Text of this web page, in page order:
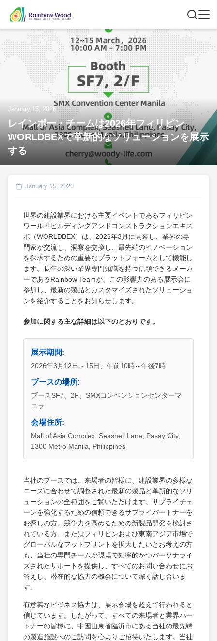
January 15, 2026
レインボー・チームは2026年フィリピン
WORLDBEXで革新的なソリューションを展示
する
January 15, 2026
世界の建設業界における主要イベントであるフィリピン
ワールドビルディングアンドコンストラクションエキス
ポ（WORLDBEX）は、2026年3月に開幕し、業界の専
門家が交流し、洞察を交換し、最先端のイノベーション
を探求するための重要なプラットフォームとして機能し
ます。長年の深い業界専門知識を持つ信頼できるメーカ
ーであるRainbow Teamが、この影響力のある展示会に
参加し、最新の製品とカスタマイズされたソリューショ
ンを紹介することをお知らせします。
参加に関する主な詳細は以下のとおりです。
展示期間:
2026年3月12日～15日、午前10時～午後7時
ブースの場所:
ブースSF7、2F、SMXコンベンションセンターマ
ニラ
会場住所:
Mall of Asia Complex, Seashell Lane, Pasay City,
1300 Metro Manila, Philippines
当社のブースでは、来場者の皆様に、建設業界の多様な
ニーズに合わせて調整された最新の製品と革新的なソリ
ューションの全範囲をご覧いただけます。サプライチェ
ーンを強化するための信頼できるサプライパートナーを
お探しの方、競争力を高めるための新製品開発を検討さ
れている方、またはフィリピンおよび東南アジア市場で
グローバルなフットプリントを拡大したいとお考えの方
も、当社の専門チームが現場で効率的かつパーソナライ
ズされたサポートを提供し、すべてのお問い合わせにお
答えし、潜在的な協力の機会について深く話し合いま
す。
有意義なビジネス協力は、展示会場を超えて行われると
信じています。したがって、すべての来場者と業界パー
トナーの皆様に、中国山東省臨沂市にある当社の最先端
の製造施設へのご訪問を心よりご招待いたします。当社